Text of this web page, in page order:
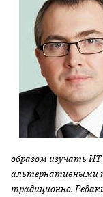
образом изучать
альтернативными
традиционно.